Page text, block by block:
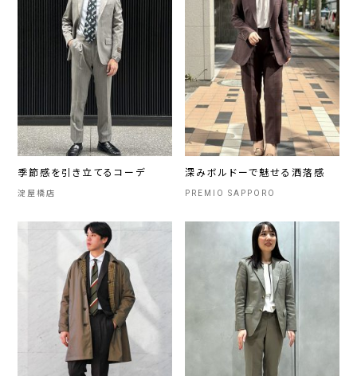
季節感を引き立てるコーデ
淀屋橋店
深みボルドーで魅せる洒落感
PREMIO SAPPORO